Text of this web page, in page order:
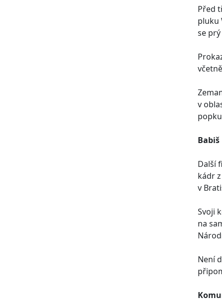
Před
pluku
se
v
Babiš
Další
kádr
v
Svoji
na
Není